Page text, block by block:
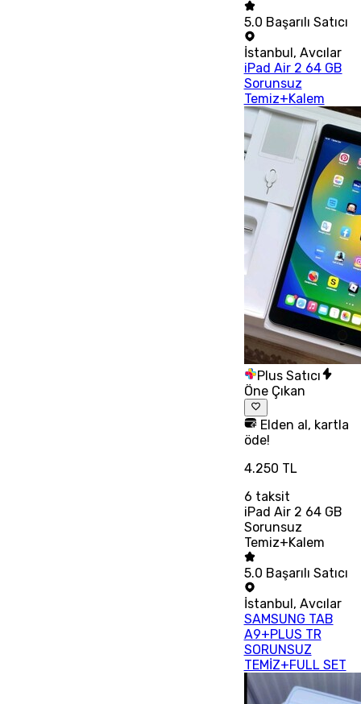
5.0 Başarılı Satıcı
İstanbul, Avcılar
iPad Air 2 64 GB
Sorunsuz
Temiz+Kalem
Plus Satıcı
Öne Çıkan
Elden al, kartla
öde!
4.250 TL
6 taksit
iPad Air 2 64 GB
Sorunsuz
Temiz+Kalem
5.0 Başarılı Satıcı
İstanbul, Avcılar
SAMSUNG TAB
A9+PLUS TR
SORUNSUZ
TEMİZ+FULL SET